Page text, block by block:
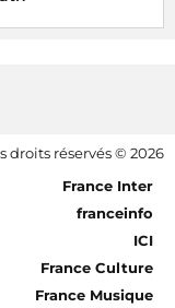
droits réservés © 2026
de page - Mobile
France Inter
franceinfo
ICI
France Culture
France Musique